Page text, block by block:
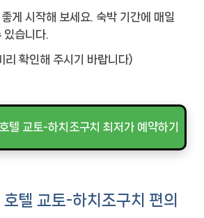
게 시작해 보세요. 숙박 기간에 매일
습니다.
리 확인해 주시기 바랍니다)
텔 교토-하치조구치 최저가 예약하기
텔 교토-하치조구치 편의